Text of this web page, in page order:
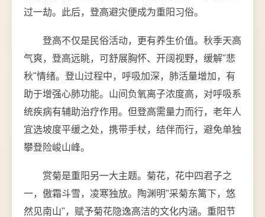
过一劫。此后，登高避灾便成为重阳习俗。
登高不仅是民俗活动，更有养生价值。秋季天高
气爽，登高远眺，可舒展胸怀、开阔视野，缓解"悲
秋"情绪。登山过程中，呼吸加深，肺活量增加，有
助于增强心肺功能。山间负氧离子浓度高，对呼吸系
统疾病有辅助治疗作用。但登高需量力而行，老年人
宜选坡度平缓之处，携带手杖，结伴而行，避免单独
攀登险峻山峰。
赏菊是重阳另一大主题。菊花，花中四君子之
一，傲霜斗雪，凌寒独放。陶渊明"采菊东篱下，悠
然见南山"，赋予菊花隐逸高洁的文化内涵。重阳节